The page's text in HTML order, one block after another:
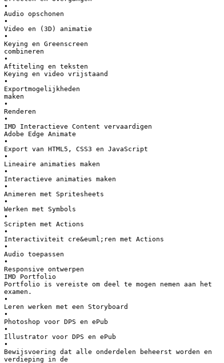
•
Audio opschonen
•
Video en (3D) animatie
•
Keying en Greenscreen
combineren
•
Aftiteling en teksten
Keying en video vrijstaand
•
Exportmogelijkheden
maken
•
Renderen
•
IMD Interactieve Content vervaardigen
Adobe Edge Animate
•
Export van HTML5, CSS3 en JavaScript
•
Lineaire animaties maken
•
Interactieve animaties maken
•
Animeren met Spritesheets
•
Werken met Symbols
•
Scripten met Actions
•
Interactiviteit cre&euml;ren met Actions
•
Audio toepassen
•
Responsive ontwerpen
IMD Portfolio
Portfolio is vereiste om deel te mogen nemen aan het
examen.
•
Leren werken met een Storyboard
•
Photoshop voor DPS en ePub
•
Illustrator voor DPS en ePub
•
Bewijsvoering dat alle onderdelen beheerst worden en
verdieping in de